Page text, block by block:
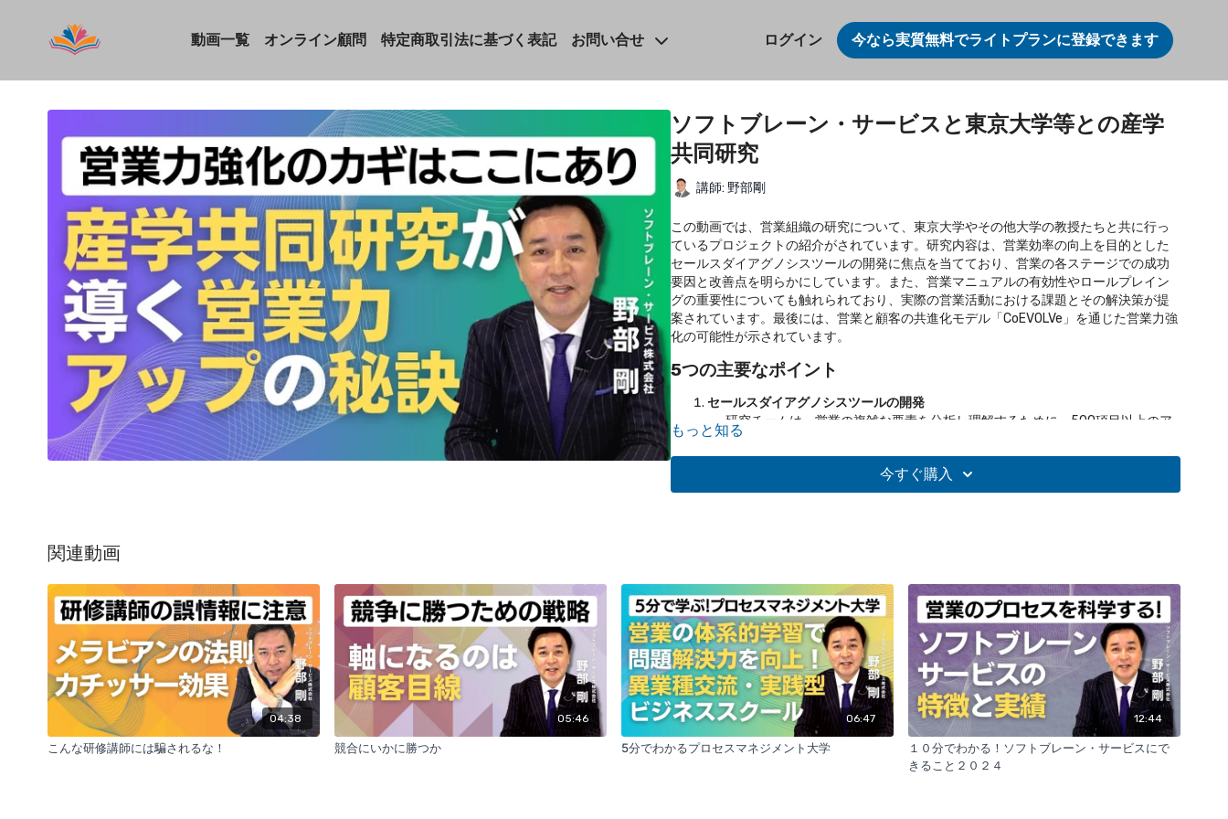
動画一覧 オンライン顧問 特定商取引法に基づく表記 お問い合せ ログイン 今なら実質無料でライトプランに登録できます
ソフトブレーン・サービスと東京大学等との産学
共同研究
講師: 野部剛
この動画では、営業組織の研究について、東京大学やその他大学の教授たちと共に行っ
ているプロジェクトの紹介がされています。研究内容は、営業効率の向上を目的とした
セールスダイアグノシスツールの開発に焦点を当てており、営業の各ステージでの成功
要因と改善点を明らかにしています。また、営業マニュアルの有効性やロールプレイン
グの重要性についても触れられており、実際の営業活動における課題とその解決策が提
案されています。最後には、営業と顧客の共進化モデル「CoEVOLVe」を通じた営業力強
化の可能性が示されています。
5つの主要なポイント
セールスダイアグノシスツールの開発
研究チームは、営業の複雑な要素を分析し理解するために、500項目以上のア
セスメントを141項目に絞り込んだセールスダイアグノシスツールを5年かけて
開発しました。このツールは、営業プロセスの各段階を詳細に分析し、効率的
な営業活動を支援することを目的としています。
営業成績の下位20%と上位の差
営業マニュアルとロールプレイングの有効性
研究では、営業マニュアルの存在とその更新の実態、ロールプレイングの実施
状況が調査されました。有効に活用されている企業は営業力が強化されてお
り、マニュアルとロールプレイングを効果的に組み合わせることで営業力の向
上が見込まれます。
営業力向上のための「CoEVOLVe」モデル
「CoEVOLVe」モデルは、営業と顧客、または上司と部下の関係が共進化する
ことで営業力が強化できるという考えに基づいています。共同的体験、可視化
言語化、組織化、学習、検証の5つのサイクルを通じて営業力の向上を目指し
ます。
もっと知る
今すぐ購入
関連動画
04:38
こんな研修講師には騙されるな！
05:46
競合にいかに勝つか
06:47
5分でわかるプロセスマネジメント大学
12:44
１０分でわかる！ソフトブレーン・サービスにで
きること２０２４